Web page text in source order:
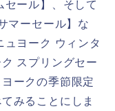
セール】、そして
マーセール】な
ヨーク ウィンタ
スプリングセー
ークの季節限定
みることにしま